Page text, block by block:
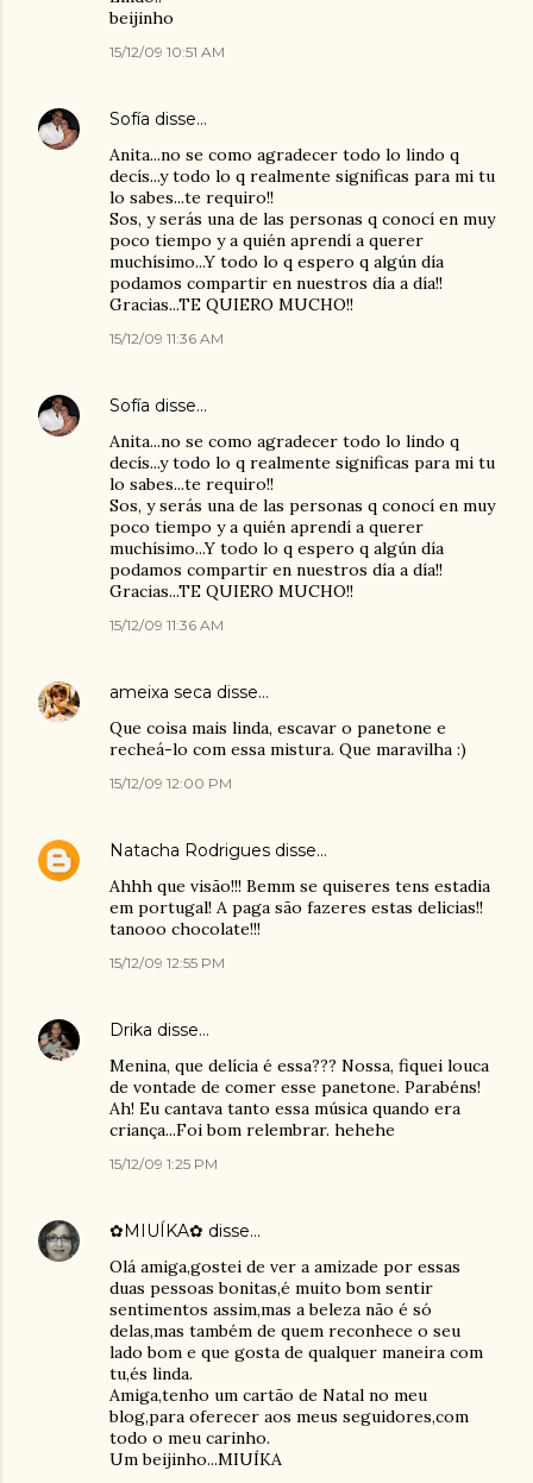
beijinho
15/12/09 10:51 AM
Sofía disse…
Anita...no se como agradecer todo lo lindo q
decís...y todo lo q realmente significas para mi tu
lo sabes...te requiro!!
Sos, y serás una de las personas q conocí en muy
poco tiempo y a quién aprendí a querer
muchísimo...Y todo lo q espero q algún día
podamos compartir en nuestros día a día!!
Gracias...TE QUIERO MUCHO!!
15/12/09 11:36 AM
Sofía disse…
Anita...no se como agradecer todo lo lindo q
decís...y todo lo q realmente significas para mi tu
lo sabes...te requiro!!
Sos, y serás una de las personas q conocí en muy
poco tiempo y a quién aprendí a querer
muchísimo...Y todo lo q espero q algún día
podamos compartir en nuestros día a día!!
Gracias...TE QUIERO MUCHO!!
15/12/09 11:36 AM
ameixa seca disse…
Que coisa mais linda, escavar o panetone e
recheá-lo com essa mistura. Que maravilha :)
15/12/09 12:00 PM
Natacha Rodrigues disse…
Ahhh que visão!!! Bemm se quiseres tens estadia
em portugal! A paga são fazeres estas delicias!!
tanooo chocolate!!!
15/12/09 12:55 PM
Drika disse…
Menina, que delícia é essa??? Nossa, fiquei louca
de vontade de comer esse panetone. Parabéns!
Ah! Eu cantava tanto essa música quando era
criança...Foi bom relembrar. hehehe
15/12/09 1:25 PM
✿MIUÍKA✿ disse…
Olá amiga,gostei de ver a amizade por essas
duas pessoas bonitas,é muito bom sentir
sentimentos assim,mas a beleza não é só
delas,mas também de quem reconhece o seu
lado bom e que gosta de qualquer maneira com
tu,és linda.
Amiga,tenho um cartão de Natal no meu
blog,para oferecer aos meus seguidores,com
todo o meu carinho.
Um beijinho...MIUÍKA